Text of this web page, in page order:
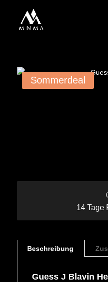
Sommerdeal
14 Tage
Beschreibung
Guess J Blavin